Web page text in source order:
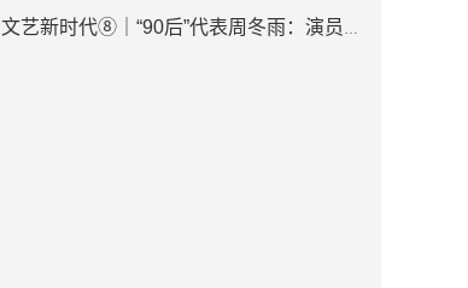
文艺新时代⑧｜“90后”代表周冬雨：演员心里有底，得靠体验生活